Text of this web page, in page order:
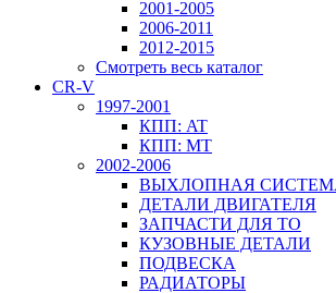
2001-2005
2006-2011
2012-2015
Смотреть весь каталог
CR-V
1997-2001
КПП: AT
КПП: MT
2002-2006
ВЫХЛОПНАЯ
ДЕТАЛИ ДВИГАТЕЛЯ
ЗАПЧАСТИ ДЛЯ ТО
КУЗОВНЫЕ ДЕТАЛИ
ПОДВЕСКА
РАДИАТОРЫ